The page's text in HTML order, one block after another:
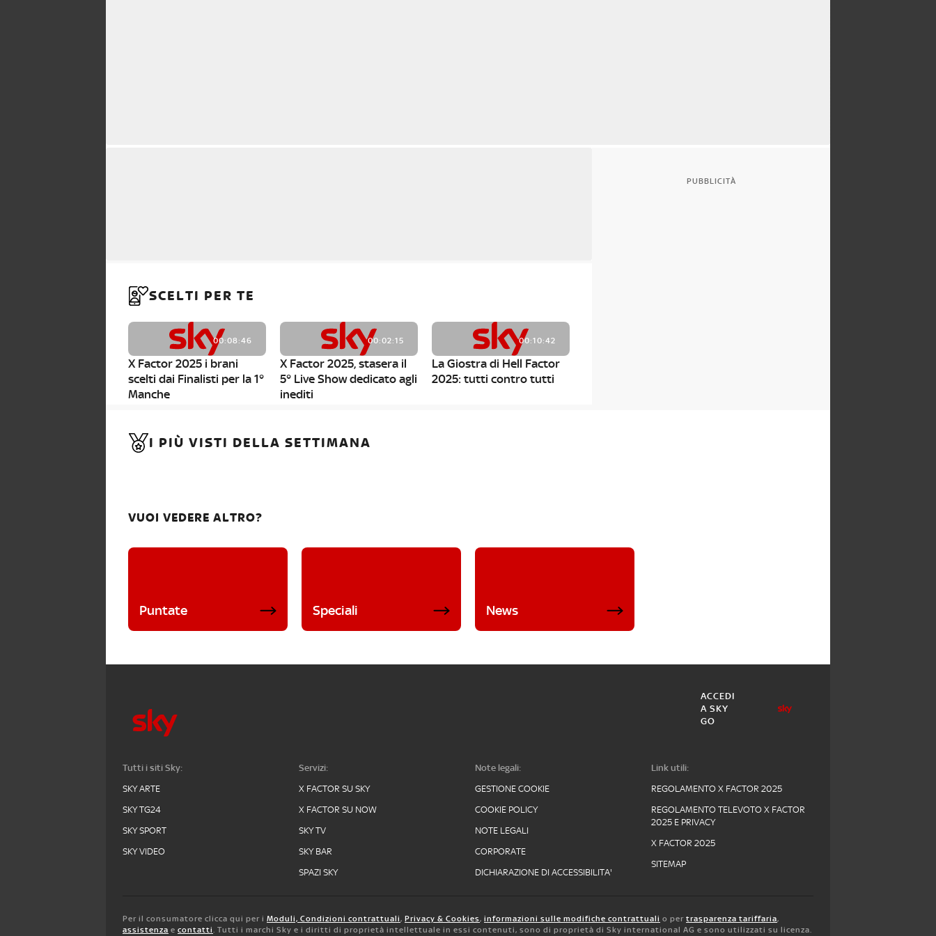
SCELTI PER TE
00:08:46
X Factor 2025 i brani
scelti dai Finalisti per la 1°
Manche
00:02:15
X Factor 2025, stasera il
5° Live Show dedicato agli
inediti
00:10:42
La Giostra di Hell Factor
2025: tutti contro tutti
PUBBLICITÀ
I PIÙ VISTI DELLA SETTIMANA
VUOI VEDERE ALTRO?
Puntate Speciali News
ACCEDI
A SKY
GO
Tutti i siti Sky:
SKY ARTE
SKY TG24
SKY SPORT
SKY VIDEO
Servizi:
X FACTOR SU SKY
X FACTOR SU NOW
SKY TV
SKY BAR
SPAZI SKY
Note legali:
GESTIONE COOKIE
COOKIE POLICY
NOTE LEGALI
CORPORATE
DICHIARAZIONE DI ACCESSIBILITA'
Link utili:
REGOLAMENTO X FACTOR 2025
REGOLAMENTO TELEVOTO X FACTOR
2025 E PRIVACY
X FACTOR 2025
SITEMAP
Per il consumatore clicca qui per i Moduli, Condizioni contrattuali, Privacy & Cookies, informazioni sulle modifiche contrattuali o per trasparenza tariffaria,
assistenza e contatti. Tutti i marchi Sky e i diritti di proprietà intellettuale in essi contenuti, sono di proprietà di Sky international AG e sono utilizzati su licenza.